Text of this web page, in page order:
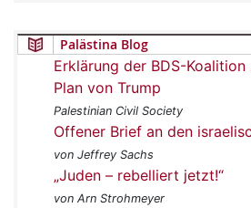
Palästina Blog
Erklärung der BDS-
Plan von Trump
Palestinian Civil Society
Offener Brief an den
von Jeffrey Sachs
„Juden – rebelliert jetzt!“
von Arn Strohmeyer